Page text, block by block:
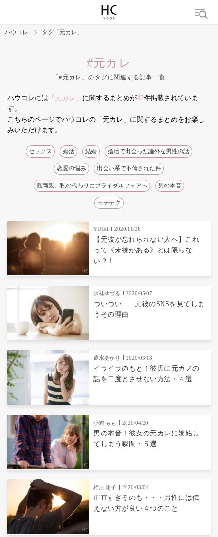
結婚 セックス カップル 男の本音 モテテク 婚活
ハウコレ タグ「元カレ」
#元カレ
「#元カレ」のタグに関連する記事一覧
ハウコレには 「元カレ」 に関するまとめが42件掲載されていま
す。
こちらのページでハウコレの「元カレ」に関するまとめをお楽し
みいただけます。
セックス 婚活 結婚 婚活で出会った論外な男性の話
恋愛の悩み 出会い系で不倫された件
義両親、私の代わりにブライダルフェアへ 男の本音
モテテク
YUIRI 2020/11/26
【元彼が忘れられない人へ】これ
って《未練がある》とは限らな
い？！
水林ゆづる 2020/05/07
ついつい......元彼のSNSを見てしま
うその理由
遣水あかり 2020/03/18
イライラのもと！彼氏に元カノの
話を二度とさせない方法・４選
小嶋 もも 2020/04/20
男の本音！彼女の元カレに嫉妬し
てしまう瞬間・５選
栢原 陽子 2020/03/04
正直すぎるのも・・・男性には伝
えない方が良い４つのこと